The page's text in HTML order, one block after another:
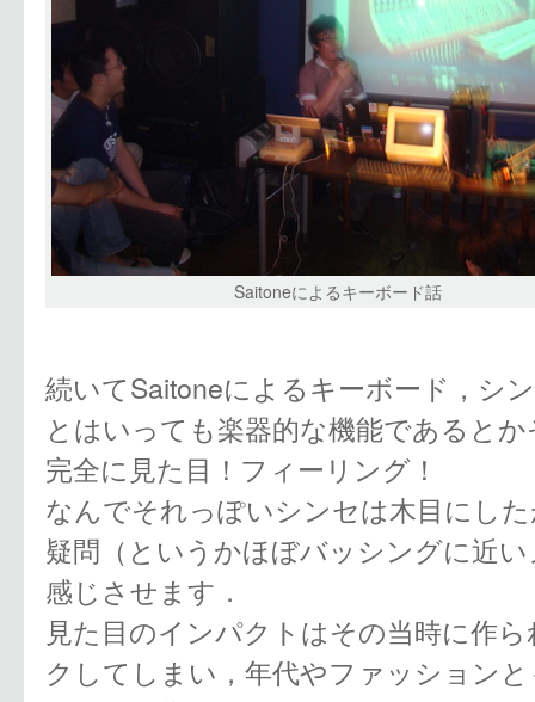
Saitoneによるキーボード話
続いてSaitoneによるキーボード，シ
とはいっても楽器的な機能であると
完全に見た目！フィーリング！
なんでそれっぽいシンセは木目にし
疑問（というかほぼバッシングに近
感じさせます．
見た目のインパクトはその当時に作
クしてしまい，年代やファッション